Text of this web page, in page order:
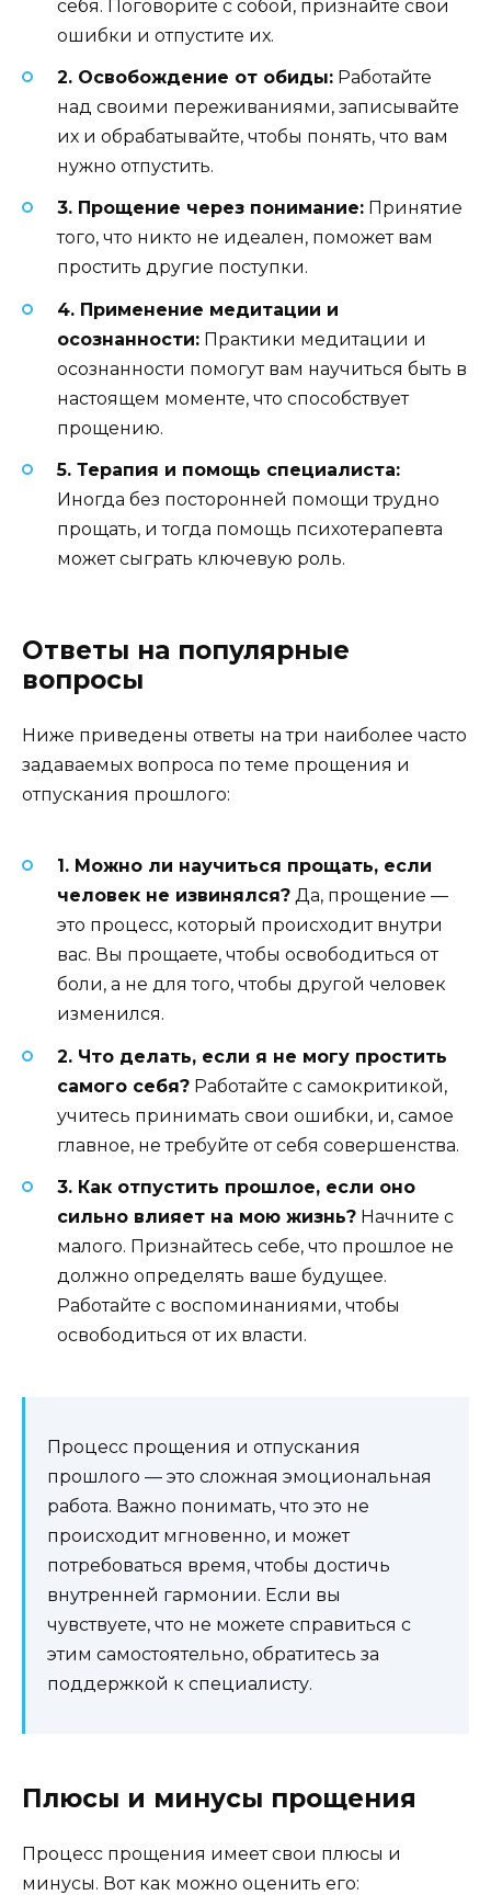
себя. Поговорите с собой, признайте свои
ошибки и отпустите их.
2. Освобождение от обиды: Работайте
над своими переживаниями, записывайте
их и обрабатывайте, чтобы понять, что вам
нужно отпустить.
3. Прощение через понимание: Принятие
того, что никто не идеален, поможет вам
простить другие поступки.
4. Применение медитации и
осознанности: Практики медитации и
осознанности помогут вам научиться быть в
настоящем моменте, что способствует
прощению.
5. Терапия и помощь специалиста:
Иногда без посторонней помощи трудно
прощать, и тогда помощь психотерапевта
может сыграть ключевую роль.
Ответы на популярные
вопросы
Ниже приведены ответы на три наиболее часто
задаваемых вопроса по теме прощения и
отпускания прошлого:
1. Можно ли научиться прощать, если
человек не извинялся? Да, прощение —
это процесс, который происходит внутри
вас. Вы прощаете, чтобы освободиться от
боли, а не для того, чтобы другой человек
изменился.
2. Что делать, если я не могу простить
самого себя? Работайте с самокритикой,
учитесь принимать свои ошибки, и, самое
главное, не требуйте от себя совершенства.
3. Как отпустить прошлое, если оно
сильно влияет на мою жизнь? Начните с
малого. Признайтесь себе, что прошлое не
должно определять ваше будущее.
Работайте с воспоминаниями, чтобы
освободиться от их власти.
Процесс прощения и отпускания
прошлого — это сложная эмоциональная
работа. Важно понимать, что это не
происходит мгновенно, и может
потребоваться время, чтобы достичь
внутренней гармонии. Если вы
чувствуете, что не можете справиться с
этим самостоятельно, обратитесь за
поддержкой к специалисту.
Плюсы и минусы прощения
Процесс прощения имеет свои плюсы и
минусы. Вот как можно оценить его: